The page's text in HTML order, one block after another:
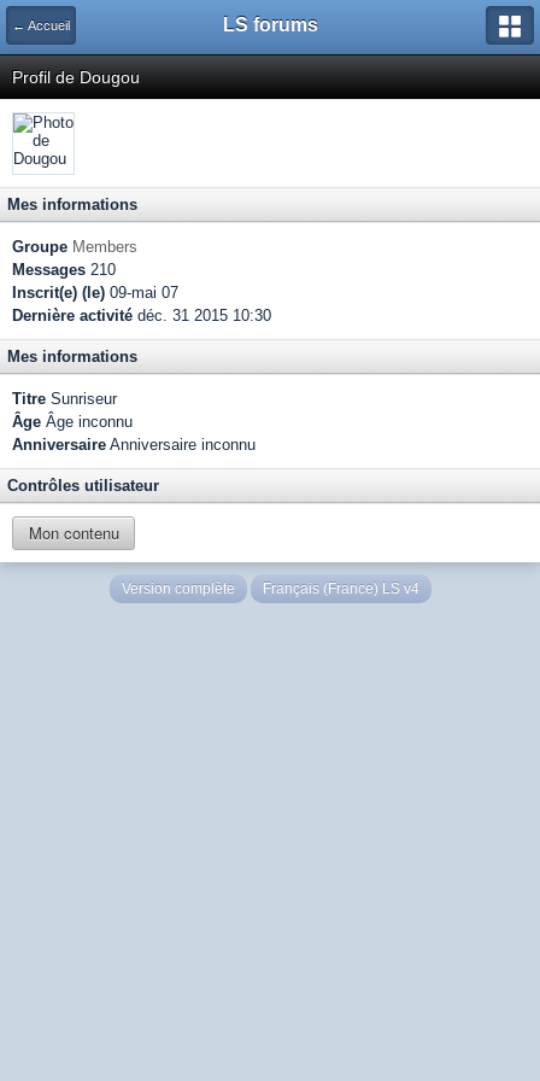
← Accueil LS forums
Profil de Dougou
Mes informations
Groupe Members
Messages 210
Inscrit(e) (le) 09-mai 07
Dernière activité déc. 31 2015 10:30
Mes informations
Titre Sunriseur
Âge Âge inconnu
Anniversaire Anniversaire inconnu
Contrôles utilisateur
Mon contenu
Version complète Français (France) LS v4